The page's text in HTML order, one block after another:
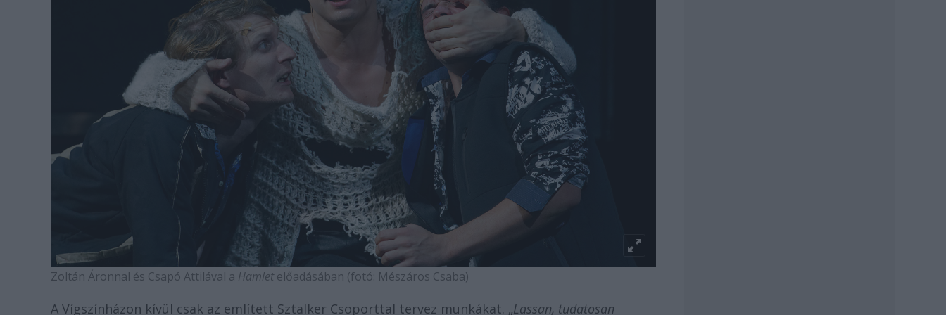
Zoltán Áronnal és Csapó Attilával a Hamlet előadásában (fotó: Mészáros Csaba)
A Vígszínházon kívül csak az említett Sztalker Csoporttal tervez munkákat. „Lassan, tudatosan